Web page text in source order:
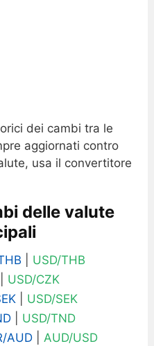
dei cambi tra le
aggiornati contro
usa il convertitore
delle valute
USD/THB
USD/CZK
| USD/SEK
| USD/TND
AUD| AUD/USD